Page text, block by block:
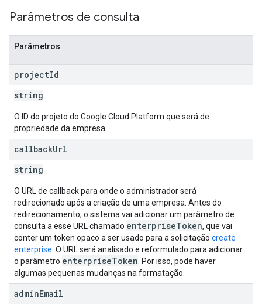
Parâmetros de consulta
Parâmetros
projectId
string
O ID do projeto do Google Cloud Platform que será de
propriedade da empresa.
callbackUrl
string
O URL de callback para onde o administrador será
redirecionado após a criação de uma empresa. Antes do
redirecionamento, o sistema vai adicionar um parâmetro de
consulta a esse URL chamado enterpriseToken, que vai
conter um token opaco a ser usado para a solicitação create
enterprise . O URL será analisado e reformulado para adicionar
o parâmetro enterpriseToken . Por isso, pode haver
algumas pequenas mudanças na formatação.
adminEmail